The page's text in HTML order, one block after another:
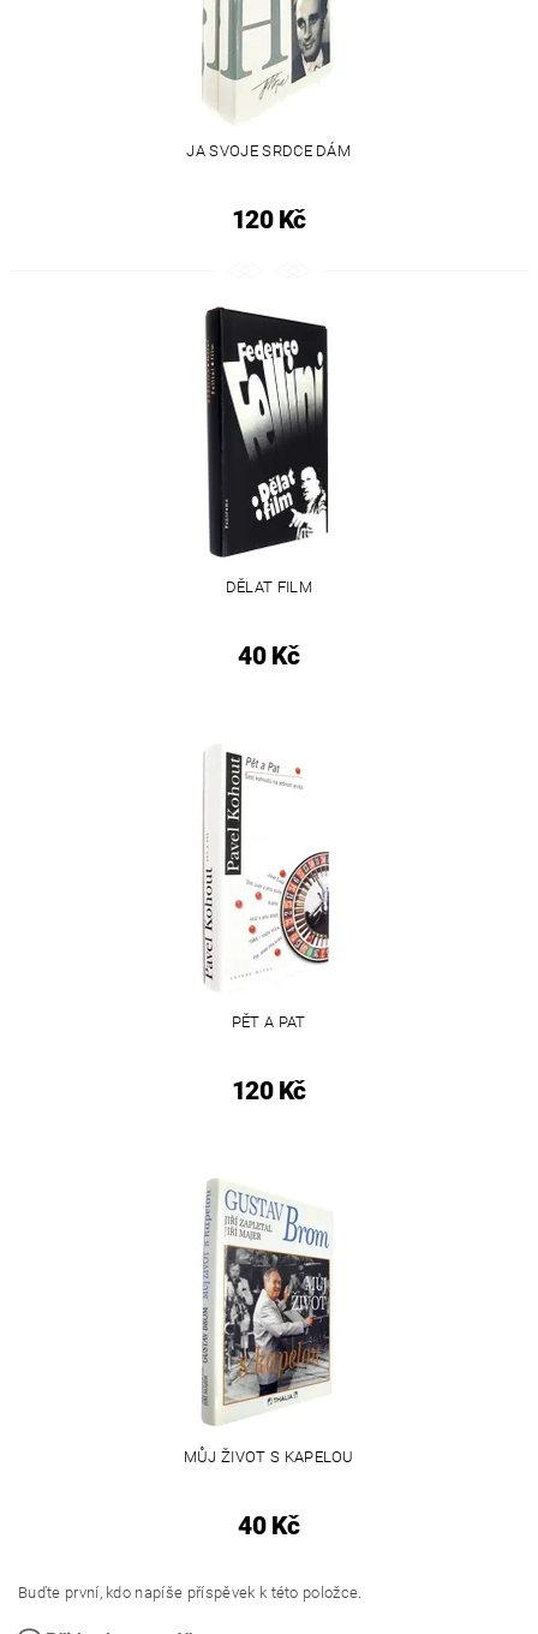
JA SVOJE SRDCE DÁM
120 Kč
DĚLAT FILM
40 Kč
PĚT A PAT
120 Kč
MŮJ ŽIVOT S KAPELOU
40 Kč
Buďte první, kdo napíše příspěvek k této položce.